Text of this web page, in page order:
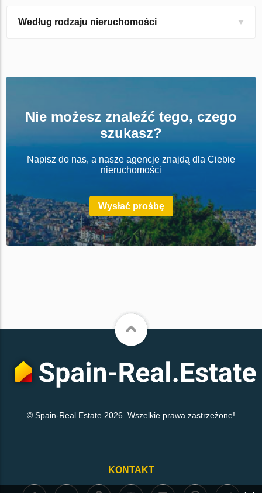
Według rodzaju nieruchomości
Nie możesz znaleźć tego, czego
szukasz?
Napisz do nas, a nasze agencje znajdą dla Ciebie
nieruchomości
Wysłać prośbę
© Spain-Real.Estate 2026. Wszelkie prawa zastrzeżone!
KONTAKT